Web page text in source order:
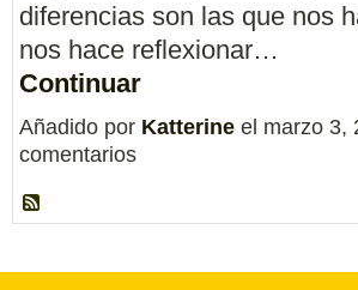
diferencias son las que nos
nos hace reflexionar…
Continuar
Añadido por Katterine el marzo 3,
comentarios